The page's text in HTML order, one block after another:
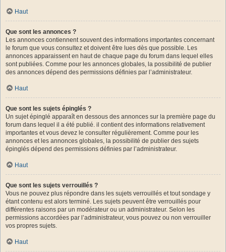
Haut
Que sont les annonces ?
Les annonces contiennent souvent des informations importantes concernant
le forum que vous consultez et doivent être lues dès que possible. Les
annonces apparaissent en haut de chaque page du forum dans lequel elles
sont publiées. Comme pour les annonces globales, la possibilité de publier
des annonces dépend des permissions définies par l’administrateur.
Haut
Que sont les sujets épinglés ?
Un sujet épinglé apparaît en dessous des annonces sur la première page du
forum dans lequel il a été publié. il contient des informations relativement
importantes et vous devez le consulter régulièrement. Comme pour les
annonces et les annonces globales, la possibilité de publier des sujets
épinglés dépend des permissions définies par l’administrateur.
Haut
Que sont les sujets verrouillés ?
Vous ne pouvez plus répondre dans les sujets verrouillés et tout sondage y
étant contenu est alors terminé. Les sujets peuvent être verrouillés pour
différentes raisons par un modérateur ou un administrateur. Selon les
permissions accordées par l’administrateur, vous pouvez ou non verrouiller
vos propres sujets.
Haut